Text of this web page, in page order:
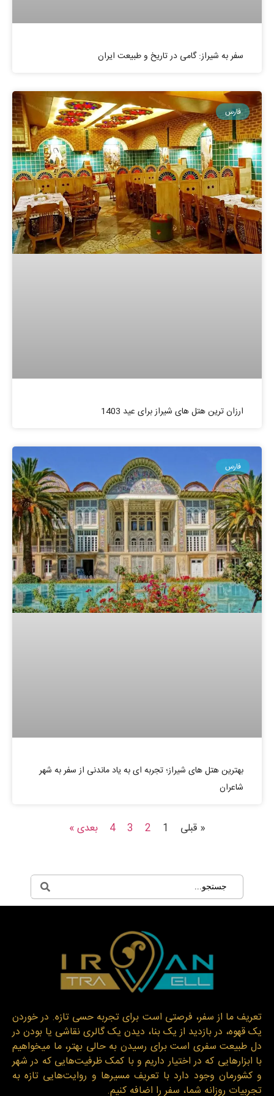
سفر به شیراز: گامی در تاریخ و طبیعت ایران
فارس
ارزان ترین هتل های شیراز برای عید 1403
فارس
بهترین هتل های شیراز؛ تجربه ای به یاد ماندنی از سفر به شهر
شاعران
« قبلی 1
2
3
4 بعدی »
تعریف ما از سفر، فرصتی است برای تجربه حسی تازه. در خوردن
یک قهوه، در بازدید از یک بنا، دیدن یک گالری نقاشی یا بودن در
دل طبیعت سفری است برای رسیدن به حالی بهتر، ما میخواهیم
با ابزارهایی که در اختیار داریم و با کمک ظرفیت‌هایی که در شهر
و کشورمان وجود دارد با تعریف مسیرها و روایت‌هایی تازه به
تجربیات روزانه شما، سفر را اضافه کنیم.